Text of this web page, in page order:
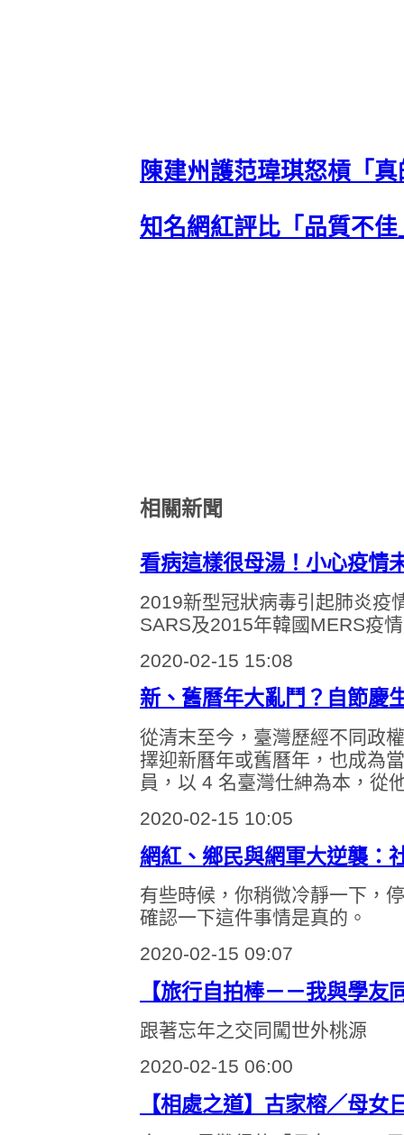
陳建州護范瑋琪怒槓「
知名網紅評比「品質不
相關新聞
看病這樣很母湯！小心疫情
2019新型冠狀病毒引起肺炎疫
SARS及2015年韓國MERS疫
2020-02-15 15:08
新、舊曆年大亂鬥？自節慶
從清末至今，臺灣歷經不同政
擇迎新曆年或舊曆年，也成為
員，以 4 名臺灣仕紳為本，從
2020-02-15 10:05
網紅、鄉民與網軍大逆襲：
有些時候，你稍微冷靜一下，
確認一下這件事情是真的。
2020-02-15 09:07
【旅行自拍棒－－我與學
跟著忘年之交同闖世外桃源
2020-02-15 06:00
【相處之道】古家榕／母女